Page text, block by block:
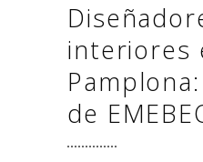
interiores
de